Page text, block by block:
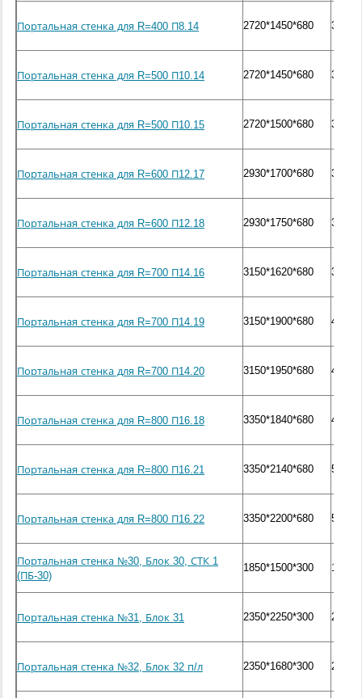
Портальная стенка для R=400 П8.14 2720*1450*680 3130
Портальная стенка для R=500 П10.14 2720*1450*680 3130
Портальная стенка для R=500 П10.15 2720*1500*680 3230
Портальная стенка для R=600 П12.17 2930*1700*680 3780
Портальная стенка для R=600 П12.18 2930*1750*680 3900
Портальная стенка для R=700 П14.16 3150*1620*680 3650
Портальная стенка для R=700 П14.19 3150*1900*680 4330
Портальная стенка для R=700 П14.20 3150*1950*680 4580
Портальная стенка для R=800 П16.18 3350*1840*680 4000
Портальная стенка для R=800 П16.21 3350*2140*680 5050
Портальная стенка для R=800 П16.22 3350*2200*680 5150
Портальная стенка №30, Блок 30, СТК 1
(ПБ-30)
1850*1500*300 1800
Портальная стенка №31, Блок 31 2350*2250*300 2100
Портальная стенка №32, Блок 32 п/л 2350*1680*300 2300